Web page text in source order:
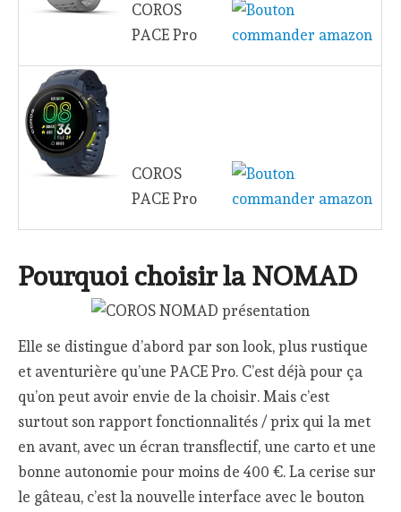
COROS
PACE Pro
COROS
PACE Pro
Pourquoi choisir la NOMAD
Elle se distingue d’abord par son look, plus rustique
et aventurière qu’une PACE Pro. C’est déjà pour ça
qu’on peut avoir envie de la choisir. Mais c’est
surtout son rapport fonctionnalités / prix qui la met
en avant, avec un écran transflectif, une carto et une
bonne autonomie pour moins de 400 €. La cerise sur
le gâteau, c’est la nouvelle interface avec le bouton